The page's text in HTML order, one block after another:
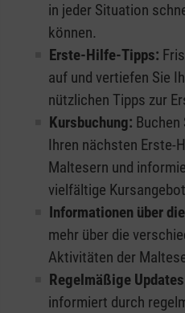
in jeder Situation
können.
Erste-Hilfe-Tipps:
auf und vertiefen Sie
nützlichen Tipps zur
Kursbuchung:
Ihren nächsten Erste-
Maltesern und
vielfältige
Informationen über
mehr über die
Aktivitäten der
Regelmäßige
informiert durch